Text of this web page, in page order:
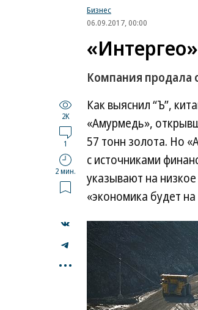
Бизнес
06.09.2017, 00:00
Компания продала
2K
1
2 мин.
...
Как выяснил “Ъ”,
«Амурмедь»,
57 тонн золота. Но
с источниками
указывают на
«экономика будет на